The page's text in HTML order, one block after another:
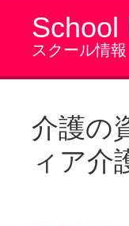
School
スクール情報
介護の
ィア介